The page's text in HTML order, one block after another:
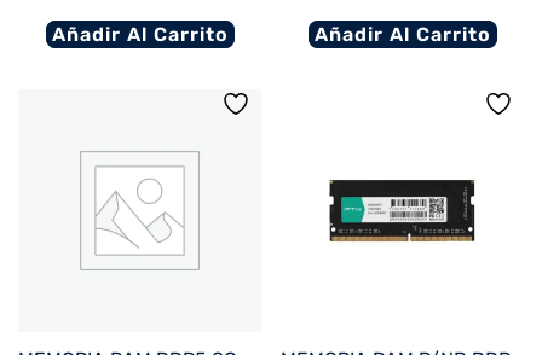
Añadir Al Carrito Añadir Al Carrito